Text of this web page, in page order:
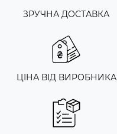
ЗРУЧНА ДОСТАВКА
ЦІНА ВІД ВИРОБНИКА